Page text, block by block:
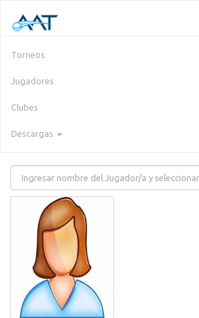
Torneos
Jugadores
Clubes
Descargas